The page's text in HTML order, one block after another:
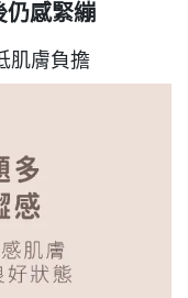
仍感緊繃
肌膚負擔